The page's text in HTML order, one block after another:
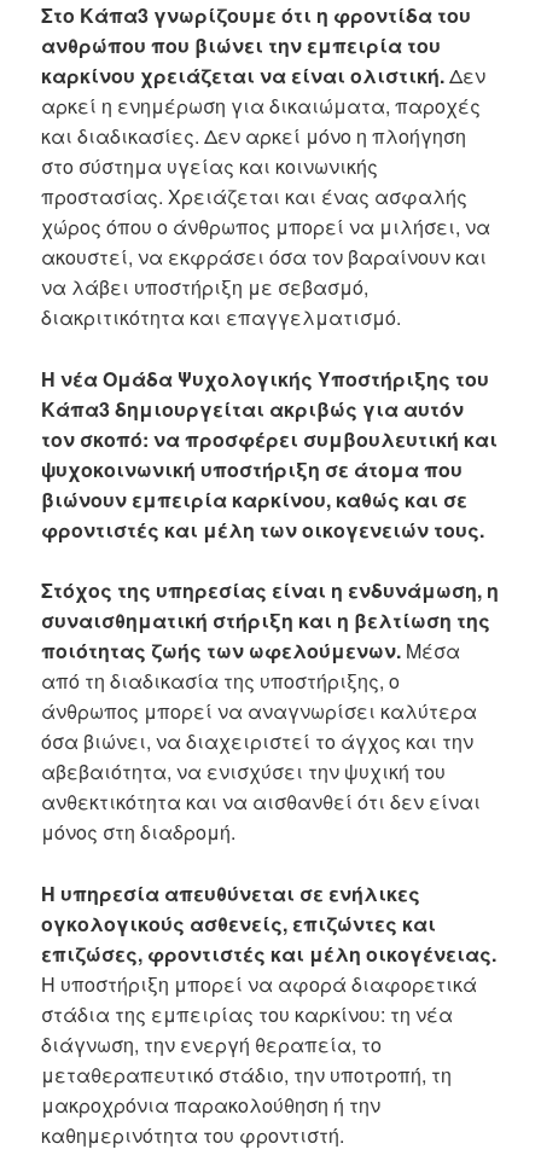
Στο Κάπα3 γνωρίζουμε ότι η φροντίδα του
ανθρώπου που βιώνει την εμπειρία του
καρκίνου χρειάζεται να είναι ολιστική.Δεν
αρκεί η ενημέρωση για δικαιώματα, παροχές
και διαδικασίες. Δεν αρκεί μόνο η πλοήγηση
στο σύστημα υγείας και κοινωνικής
προστασίας. Χρειάζεται και ένας ασφαλής
χώρος όπου ο άνθρωπος μπορεί να μιλήσει, να
ακουστεί, να εκφράσει όσα τον βαραίνουν και
να λάβει υποστήριξη με σεβασμό,
διακριτικότητα και επαγγελματισμό.
Η νέα Ομάδα Ψυχολογικής Υποστήριξης του
Κάπα3 δημιουργείται ακριβώς για αυτόν
τον σκοπό: να προσφέρει συμβουλευτική και
ψυχοκοινωνική υποστήριξη σε άτομα που
βιώνουν εμπειρία καρκίνου, καθώς και σε
φροντιστές και μέλη των οικογενειών τους.
Στόχος της υπηρεσίας είναι η ενδυνάμωση, η
συναισθηματική στήριξη και η βελτίωση της
ποιότητας ζωής των ωφελούμενων. Μέσα
από τη διαδικασία της υποστήριξης, ο
άνθρωπος μπορεί να αναγνωρίσει καλύτερα
όσα βιώνει, να διαχειριστεί το άγχος και την
αβεβαιότητα, να ενισχύσει την ψυχική του
ανθεκτικότητα και να αισθανθεί ότι δεν είναι
μόνος στη διαδρομή.
Η υπηρεσία απευθύνεται σε ενήλικες
ογκολογικούς ασθενείς, επιζώντες και
επιζώσες, φροντιστές και μέλη οικογένειας.
Η υποστήριξη μπορεί να αφορά διαφορετικά
στάδια της εμπειρίας του καρκίνου: τη νέα
διάγνωση, την ενεργή θεραπεία, το
μεταθεραπευτικό στάδιο, την υποτροπή, τη
μακροχρόνια παρακολούθηση ή την
καθημερινότητα του φροντιστή.